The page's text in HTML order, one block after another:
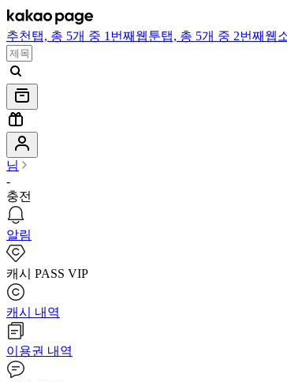
추천 탭, 총 5개 중 1번째 웹툰탭, 총 5개 중 2번째 웹
님
-
충전
알림
캐시 PASS VIP
캐시 내역
이용권 내역